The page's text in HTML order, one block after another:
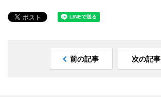
前の記事 次の記事